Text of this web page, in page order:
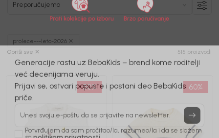
prolece---leto-2026
515 proizvodi
Obriši sve
50% 60%
Generacije rastu uz BebaKids – brend kome roditelji
već decenijama veruju.
Prijavi se, ostvari popuste i postani deo BebaKids
priče.
Unesi svoju e-poštu da se prijavite na newsletter.